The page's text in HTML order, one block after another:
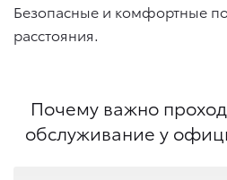
Безопасные и комфортные
расстояния.
Почему важно
обслуживание у